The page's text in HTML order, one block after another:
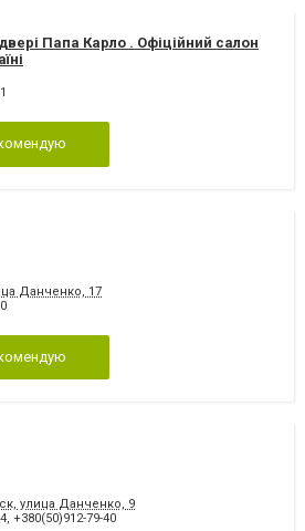
Папа Карло . Офіційний салон
Данченко, 17
улица Данченко, 9
, +380(50)912-79-40